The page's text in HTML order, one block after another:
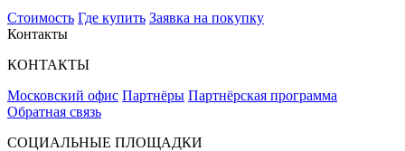
Стоимость Где купить Заявка на покупку
Контакты
КОНТАКТЫ
Московский офис Партнёры Партнёрская программа
Обратная связь
СОЦИАЛЬНЫЕ ПЛОЩАДКИ